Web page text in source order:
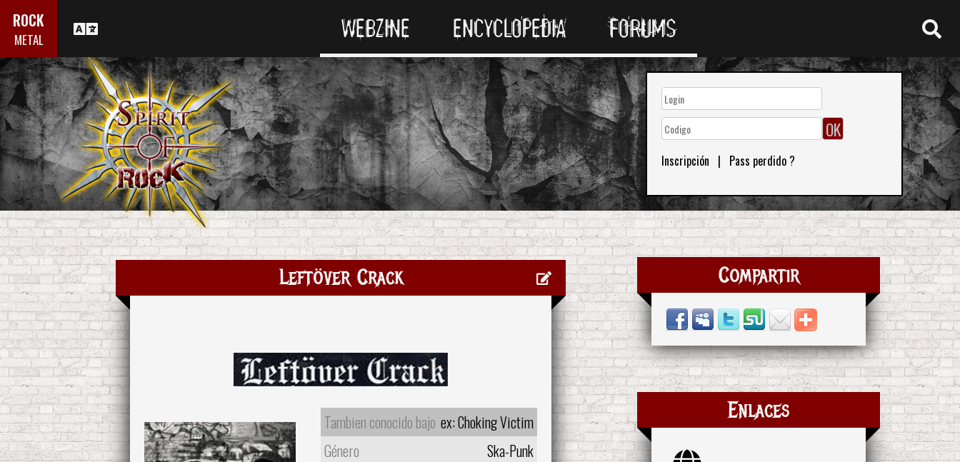
ROCK
METAL WEBZINE ENCYCLOPEDIA FORUMS
Inscripción | Pass perdido ?
Leftöver Crack
Tambien conocido bajo ex: Choking Victim
Género
Ska-Punk
Compartir
Enlaces